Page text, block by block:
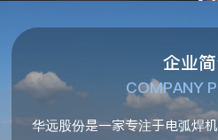
企业
COMPANY
华远股份是一家专注于电弧焊